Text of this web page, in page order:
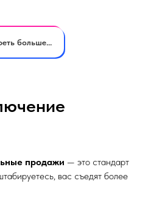
больше...
продажи — это стандарт
вас съедят более